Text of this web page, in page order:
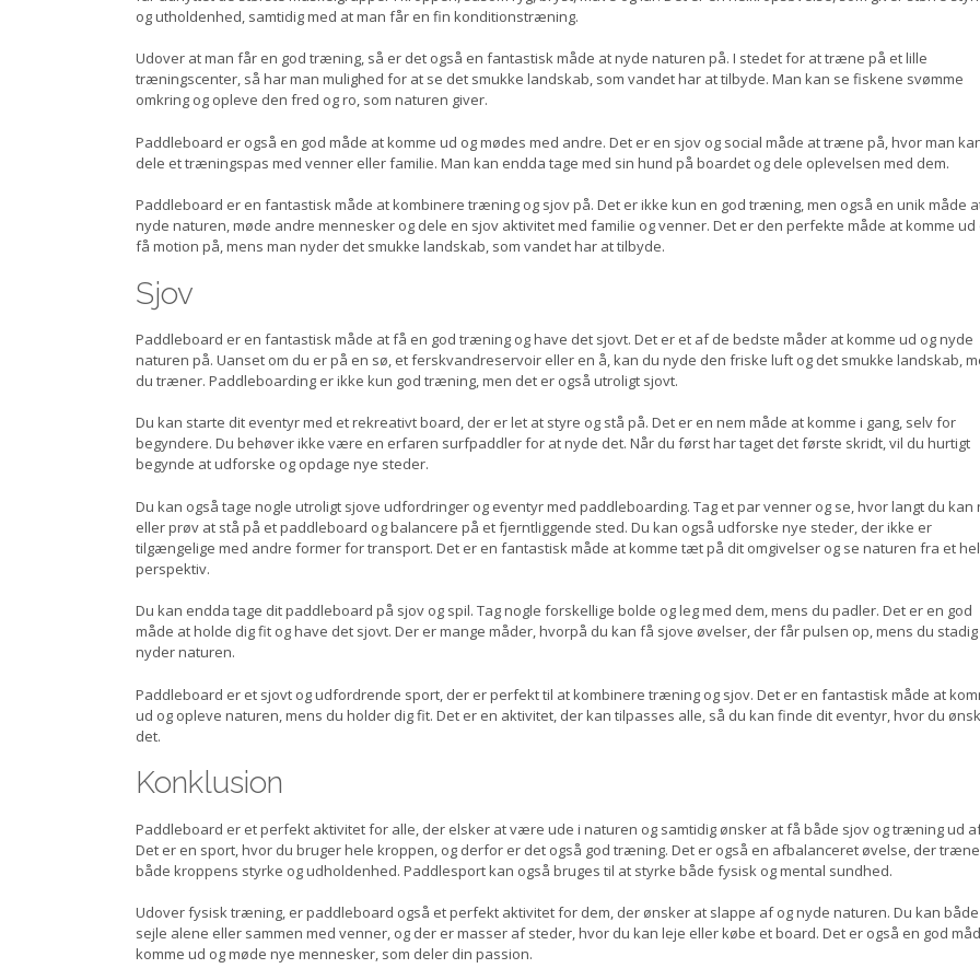
og utholdenhed, samtidig med at man får en fin konditionstræning.
Udover at man får en god træning, så er det også en fantastisk måde at nyde naturen på. I stedet for at træne på et lille
træningscenter, så har man mulighed for at se det smukke landskab, som vandet har at tilbyde. Man kan se fiskene svømme
omkring og opleve den fred og ro, som naturen giver.
Paddleboard er også en god måde at komme ud og mødes med andre. Det er en sjov og social måde at træne på, hvor man
dele et træningspas med venner eller familie. Man kan endda tage med sin hund på boardet og dele oplevelsen med dem.
Paddleboard er en fantastisk måde at kombinere træning og sjov på. Det er ikke kun en god træning, men også en unik måde
nyde naturen, møde andre mennesker og dele en sjov aktivitet med familie og venner. Det er den perfekte måde at komme ud
få motion på, mens man nyder det smukke landskab, som vandet har at tilbyde.
Sjov
Paddleboard er en fantastisk måde at få en god træning og have det sjovt. Det er et af de bedste måder at komme ud og nyde
naturen på. Uanset om du er på en sø, et ferskvandreservoir eller en å, kan du nyde den friske luft og det smukke landskab,
du træner. Paddleboarding er ikke kun god træning, men det er også utroligt sjovt.
Du kan starte dit eventyr med et rekreativt board, der er let at styre og stå på. Det er en nem måde at komme i gang, selv for
begyndere. Du behøver ikke være en erfaren surfpaddler for at nyde det. Når du først har taget det første skridt, vil du hurtigt
begynde at udforske og opdage nye steder.
Du kan også tage nogle utroligt sjove udfordringer og eventyr med paddleboarding. Tag et par venner og se, hvor langt du kan
eller prøv at stå på et paddleboard og balancere på et fjerntliggende sted. Du kan også udforske nye steder, der ikke er
tilgængelige med andre former for transport. Det er en fantastisk måde at komme tæt på dit omgivelser og se naturen fra et
perspektiv.
Du kan endda tage dit paddleboard på sjov og spil. Tag nogle forskellige bolde og leg med dem, mens du padler. Det er en god
måde at holde dig fit og have det sjovt. Der er mange måder, hvorpå du kan få sjove øvelser, der får pulsen op, mens du stadig
nyder naturen.
Paddleboard er et sjovt og udfordrende sport, der er perfekt til at kombinere træning og sjov. Det er en fantastisk måde at
ud og opleve naturen, mens du holder dig fit. Det er en aktivitet, der kan tilpasses alle, så du kan finde dit eventyr, hvor du
det.
Konklusion
Paddleboard er et perfekt aktivitet for alle, der elsker at være ude i naturen og samtidig ønsker at få både sjov og træning ud
Det er en sport, hvor du bruger hele kroppen, og derfor er det også god træning. Det er også en afbalanceret øvelse, der
både kroppens styrke og udholdenhed. Paddlesport kan også bruges til at styrke både fysisk og mental sundhed.
Udover fysisk træning, er paddleboard også et perfekt aktivitet for dem, der ønsker at slappe af og nyde naturen. Du kan både
sejle alene eller sammen med venner, og der er masser af steder, hvor du kan leje eller købe et board. Det er også en god
komme ud og møde nye mennesker, som deler din passion.